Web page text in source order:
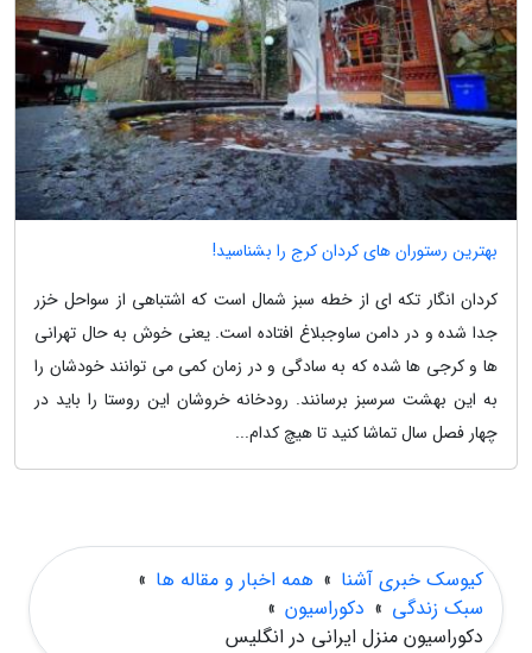
بهترین رستوران های کردان کرج را بشناسید!
کردان انگار تکه ای از خطه سبز شمال است که اشتباهی از سواحل خزر
جدا شده و در دامن ساوجبلاغ افتاده است. یعنی خوش به حال تهرانی
ها و کرجی ها شده که به سادگی و در زمان کمی می توانند خودشان را
به این بهشت سرسبز برسانند. رودخانه خروشان این روستا را باید در
چهار فصل سال تماشا کنید تا هیچ کدام...
کیوسک خبری آشنا » همه اخبار و مقاله ها »
سبک زندگی » دکوراسیون »
دکوراسیون منزل ایرانی در انگلیس